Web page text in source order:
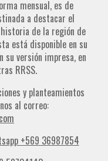
mensual, es de
a destacar el
de la región de
está disponible en su
versión impresa, en
RRSS.
y planteamientos
al correo:
+569 36987854